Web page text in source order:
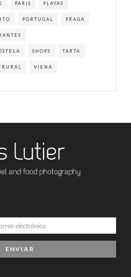
PARIS PLAYAS
PORTUGAL PRAGA
SHOPS TARTA
VIENA